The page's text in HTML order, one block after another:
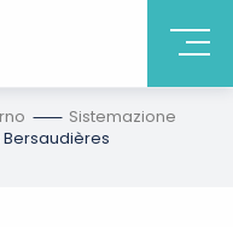
Sistemazione
Bersaudières